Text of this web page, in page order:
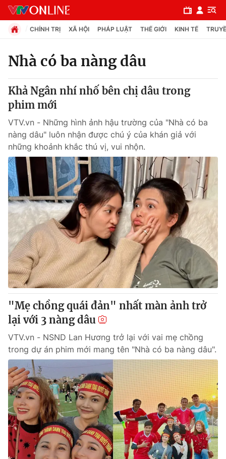
Chuyên mục
Chính trị
Xã hội
Pháp luật
Y tế
Thế giới
Tin tức
Thế giới đó đây
Câu chuyện quốc tế
Kinh tế
Tài chính
Thị trường
Góc doanh nghiệp
Dữ liệu và đời sống
Truyền hình
Phim VTV
Hậu trường
Nhân vật
Khán giả
Giải sao mai
Giải trí
Điện ảnh
Âm nhạc
Sao
Đời sống
Du lịch
Làm đẹp
Chất lượng cuộc sống
Giáo dục
Tuyển sinh
Học trực tuyến
Công nghệ
Hitech Công nghệ tương lai
Giao lưu trực tuyến
CHÍNH TRỊ XÃ HỘI PHÁP LUẬT THẾ GIỚI KINH TẾ
Nhà có ba nàng dâu
Khả Ngân nhí nhố bên chị dâu trong
phim mới
VTV.vn - Những hình ảnh hậu trường của "Nhà có ba
nàng dâu" luôn nhận được chú ý của khán giả với
những khoảnh khắc thú vị, vui nhộn.
"Mẹ chồng quái đản" nhất màn ảnh trở
lại với 3 nàng dâu
VTV.vn - NSND Lan Hương trở lại với vai mẹ chồng
trong dự án phim mới mang tên "Nhà có ba nàng dâu".